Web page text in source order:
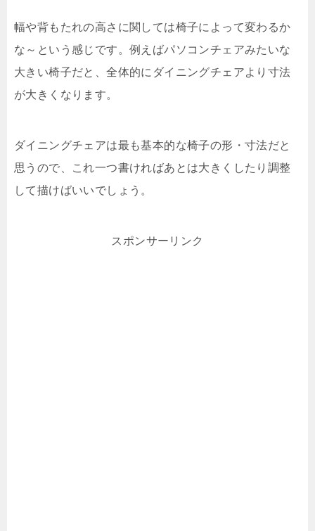
幅や背もたれの高さに関しては椅子によって変わるか
な～という感じです。例えばパソコンチェアみたいな
大きい椅子だと、全体的にダイニングチェアより寸法
が大きくなります。
ダイニングチェアは最も基本的な椅子の形・寸法だと
思うので、これ一つ書ければあとは大きくしたり調整
して描けばいいでしょう。
スポンサーリンク